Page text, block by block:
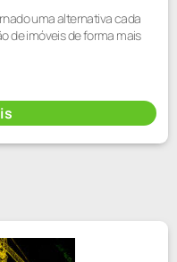
uma alternativa cada
de imóveis de forma mais